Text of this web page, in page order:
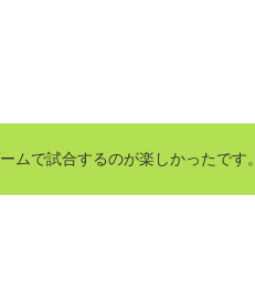
ムで試合するのが楽しかったです。